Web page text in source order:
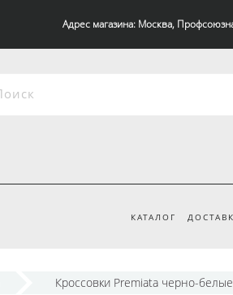
Адрес магазина: Москва,
КАТАЛОГ
Кроссовки Premiata черно-белые